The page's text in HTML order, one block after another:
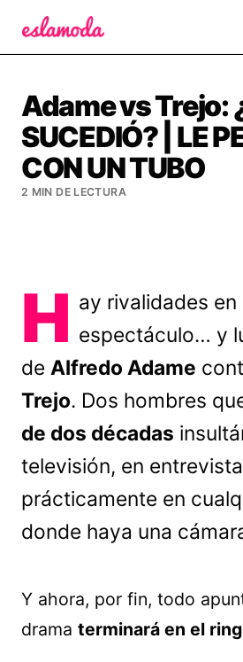
Adame vs Trejo:
SUCEDIÓ? | LE
CON UN TUBO
2 MIN DE LECTURA
H ay rivalidades en
espectáculo… y
de Alfredo Adame
Trejo. Dos hombres
de dos décadas
televisión, en
prácticamente en
donde haya una
Y ahora, por fin, todo
drama terminará en el ring